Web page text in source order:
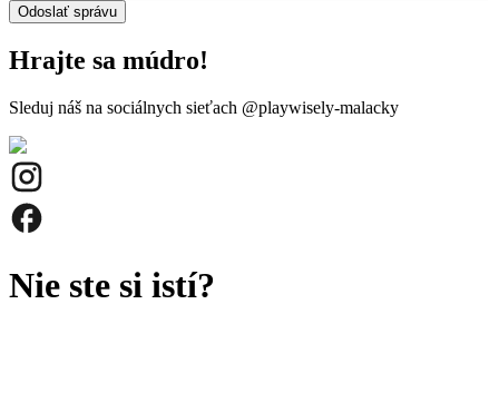
Odoslať správu
Hrajte sa múdro!
Sleduj náš na sociálnych sieťach @playwisely-malacky
Nie ste si istí?